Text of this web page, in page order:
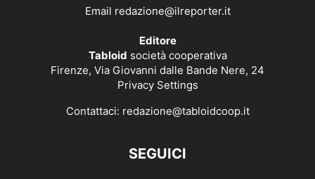
Email redazione@ilreporter.it
Editore
Tabloid società cooperativa
Firenze, Via Giovanni dalle Bande Nere, 24
Privacy Settings
Contattaci: redazione@tabloidcoop.it
SEGUICI